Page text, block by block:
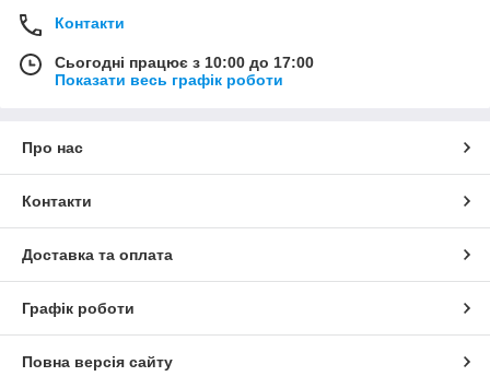
Контакти
Сьогодні працює з 10:00 до 17:00
Показати весь графік роботи
Про нас
Контакти
Доставка та оплата
Графік роботи
Повна версія сайту